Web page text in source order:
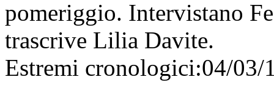
pomeriggio. Intervistano
trascrive Lilia Davite.
Estremi cronologici:04/03/